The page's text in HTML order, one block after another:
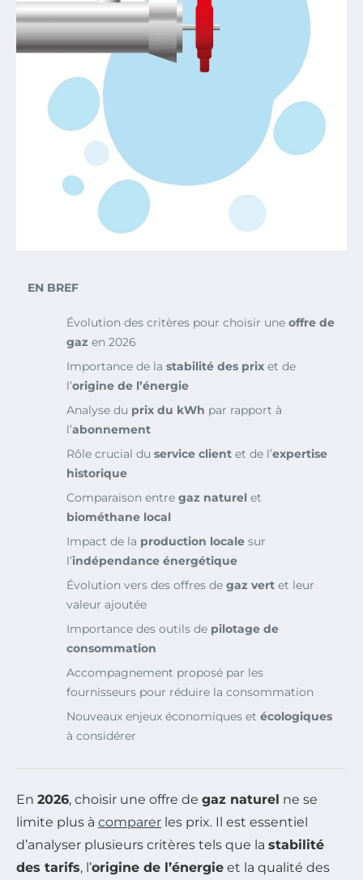
EN BREF
Évolution des critères pour choisir une offre de
gaz en 2026
Importance de la stabilité des prix et de
l’origine de l’énergie
Analyse du prix du kWh par rapport à
l’abonnement
Rôle crucial du service client et de l’expertise
historique
Comparaison entre gaz naturel et
biométhane local
Impact de la production locale sur
l’indépendance énergétique
Évolution vers des offres de gaz vert et leur
valeur ajoutée
Importance des outils de pilotage de
consommation
Accompagnement proposé par les
fournisseurs pour réduire la consommation
Nouveaux enjeux économiques et écologiques
à considérer
En 2026, choisir une offre de gaz naturel ne se
limite plus à comparer les prix. Il est essentiel
d’analyser plusieurs critères tels que la stabilité
des tarifs, l’origine de l’énergie et la qualité des